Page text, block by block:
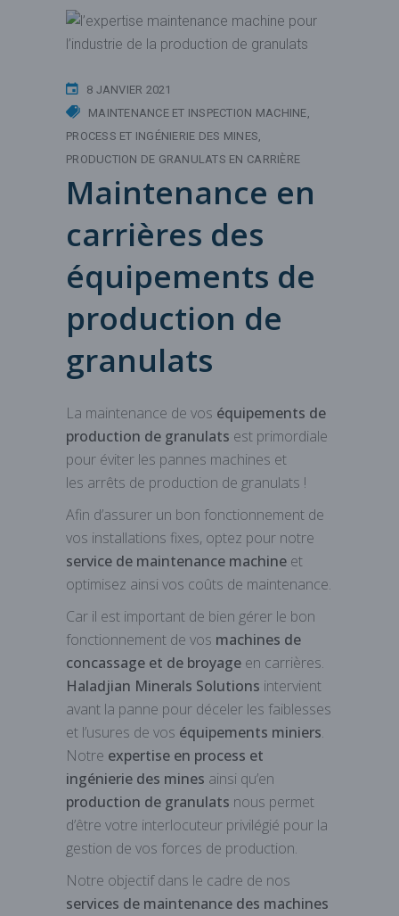
8 JANVIER 2021
MAINTENANCE ET INSPECTION MACHINE
PROCESS ET INGÉNIERIE DES MINES
PRODUCTION DE GRANULATS EN CARRIÈRE
Maintenance en
carrières des
équipements de
production de
granulats
La maintenance de vos équipements de
production de granulats est primordiale
pour éviter les pannes machines et
les arrêts de production de granulats !
Afin d’assurer un bon fonctionnement de
vos installations fixes, optez pour notre
service de maintenance machine et
optimisez ainsi vos coûts de maintenance.
Car il est important de bien gérer le bon
fonctionnement de vos machines de
concassage et de broyage en carrières.
Haladjian Minerals Solutions intervient
avant la panne pour déceler les faiblesses
et l’usures de vos équipements miniers.
Notre expertise en process et
ingénierie des mines ainsi qu’en
production de granulats nous permet
d’être votre interlocuteur privilégié pour la
gestion de vos forces de production.
Notre objectif dans le cadre de nos
services de maintenance des machines